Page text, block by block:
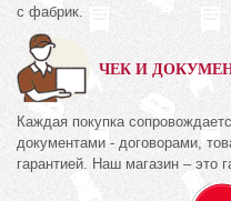
с фабрик.
ЧЕК И
Каждая покупка
документами - договорами,
гарантией. Наш магазин – это